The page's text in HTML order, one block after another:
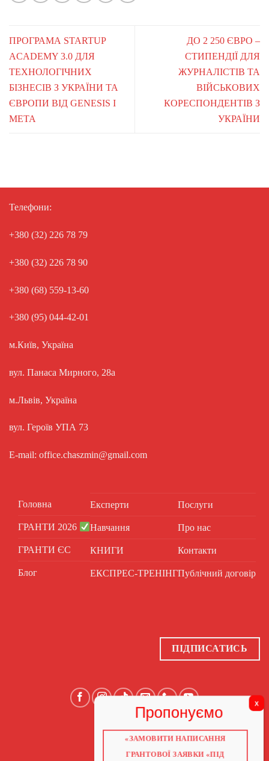
ПРОГРАМА STARTUP
ACADEMY 3.0 ДЛЯ
ТЕХНОЛОГІЧНИХ
БІЗНЕСІВ З УКРАЇНИ ТА
ЄВРОПИ ВІД GENESIS І
META
ДО 2 250 ЄВРО –
СТИПЕНДІЇ ДЛЯ
ЖУРНАЛІСТІВ ТА
ВІЙСЬКОВИХ
КОРЕСПОНДЕНТІВ З
УКРАЇНИ
Телефони:
+380 (32) 226 78 79
+380 (32) 226 78 90
+380 (68) 559-13-60
+380 (95) 044-42-01
м.Київ, Україна
вул. Панаса Мирного, 28а
м.Львів, Україна
вул. Героїв УПА 73
E-mail: office.chaszmin@gmail.com
Головна
ГРАНТИ 2026
ГРАНТИ ЄС
Блог
Експерти
Навчання
КНИГИ
ЕКСПРЕС-ТРЕНІНГ
Послуги
Про нас
Контакти
Публічний договір
ПІДПИСАТИСЬ
ГОЛОВНА
ГРАНТИ 2026
«ЗАМОВИТИ НАПИСАННЯ
ГРАНТОВОЇ ЗАЯВКИ «ПІД